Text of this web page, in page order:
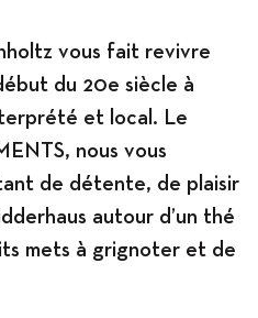
vous fait revivre
du 20e siècle à
et local. Le
nous vous
de détente, de plaisir
autour d’un thé
mets à grignoter et de